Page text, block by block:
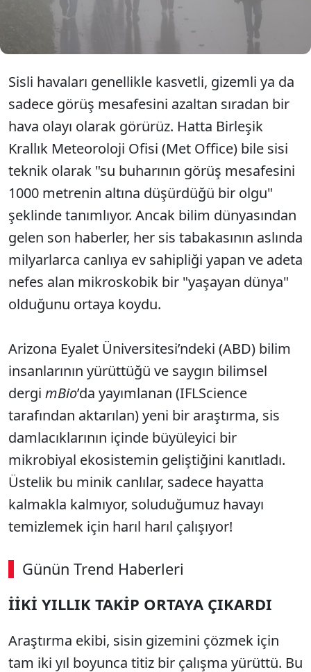
içinden geçtiğimiz sis canlı çıktı.
Sisli havaları genellikle kasvetli, gizemli ya da
sadece görüş mesafesini azaltan sıradan bir
hava olayı olarak görürüz. Hatta Birleşik
Krallık Meteoroloji Ofisi (Met Office) bile sisi
teknik olarak "su buharının görüş mesafesini
1000 metrenin altına düşürdüğü bir olgu"
şeklinde tanımlıyor. Ancak bilim dünyasından
gelen son haberler, her sis tabakasının aslında
milyarlarca canlıya ev sahipliği yapan ve adeta
nefes alan mikroskobik bir "yaşayan dünya"
olduğunu ortaya koydu.
Arizona Eyalet Üniversitesi’ndeki (ABD) bilim
insanlarının yürüttüğü ve saygın bilimsel
dergi mBio’da yayımlanan (IFLScience
tarafından aktarılan) yeni bir araştırma, sis
damlacıklarının içinde büyüleyici bir
mikrobiyal ekosistemin geliştiğini kanıtladı.
Üstelik bu minik canlılar, sadece hayatta
kalmakla kalmıyor, soluduğumuz havayı
temizlemek için harıl harıl çalışıyor!
Günün Trend Haberleri
00:02 / 06:57
Sesi Aç
İİKİ YILLIK TAKİP ORTAYA ÇIKARDI
Araştırma ekibi, sisin gizemini çözmek için
tam iki yıl boyunca titiz bir çalışma yürüttü. Bu